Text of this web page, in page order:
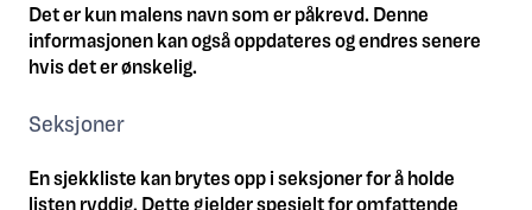
Det er kun malens navn som er påkrevd. Denne
informasjonen kan også oppdateres og endres senere
hvis det er ønskelig.
Seksjoner
En sjekkliste kan brytes opp i seksjoner for å holde
listen ryddig. Dette gjelder spesielt for omfattende